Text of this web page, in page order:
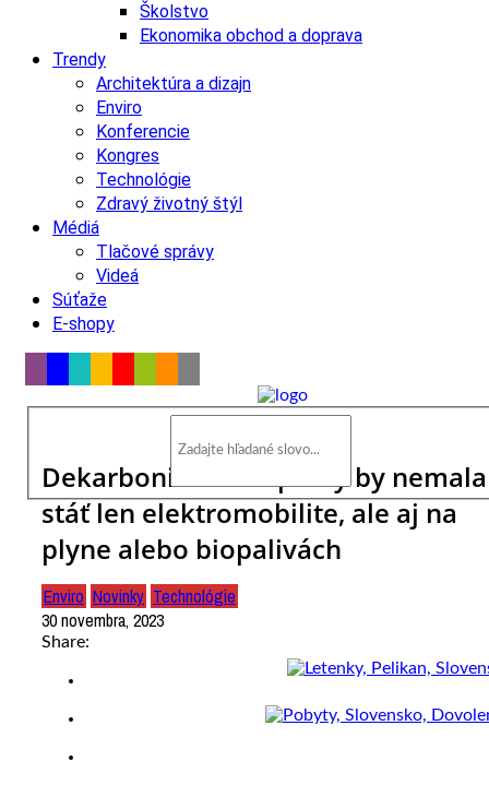
Školstvo
Ekonomika obchod a doprava
Trendy
Architektúra a dizajn
Enviro
Konferencie
Kongres
Technológie
Zdravý životný štýl
Médiá
Tlačové správy
Videá
Súťaže
E-shopy
Dekarbonizácia dopravy by nemala
stáť len elektromobilite, ale aj na
plyne alebo biopalivách
Enviro Novinky Technológie
30 novembra, 2023
Share: